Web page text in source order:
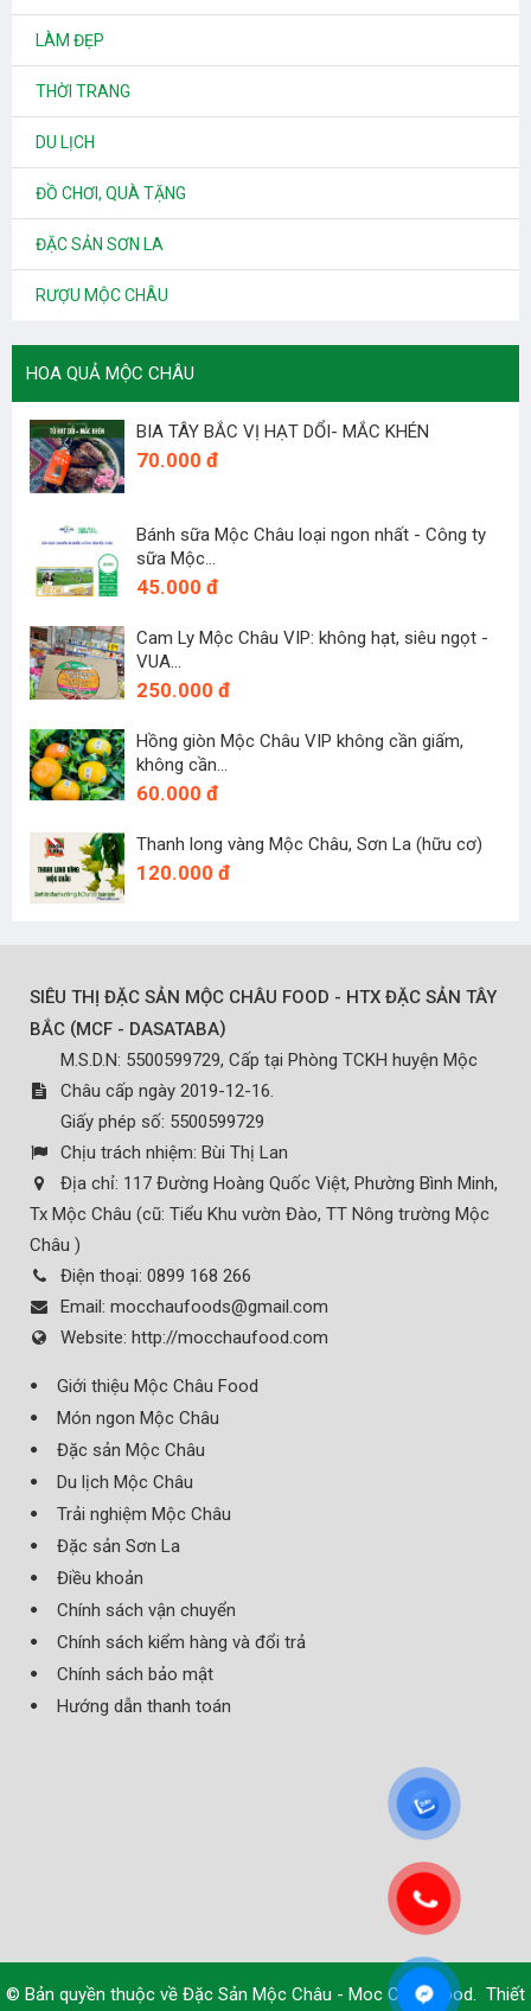
LÀM ĐẸP
THỜI TRANG
DU LỊCH
ĐỒ CHƠI, QUÀ TẶNG
ĐẶC SẢN SƠN LA
RƯỢU MỘC CHÂU
HOA QUẢ MỘC CHÂU
BIA TÂY BẮC VỊ HẠT DỔI- MẮC KHÉN
70.000 đ
Bánh sữa Mộc Châu loại ngon nhất - Công ty
sữa Mộc...
45.000 đ
Cam Ly Mộc Châu VIP: không hạt, siêu ngọt -
VUA...
250.000 đ
Hồng giòn Mộc Châu VIP không cần giấm,
không cần...
60.000 đ
Thanh long vàng Mộc Châu, Sơn La (hữu cơ)
120.000 đ
SIÊU THỊ ĐẶC SẢN MỘC CHÂU FOOD - HTX ĐẶC SẢN TÂY
BẮC (MCF - DASATABA)
M.S.D.N: 5500599729, Cấp tại Phòng TCKH huyện Mộc
Châu cấp ngày 2019-12-16.
Giấy phép số: 5500599729
Chịu trách nhiệm: Bùi Thị Lan
Địa chỉ: 117 Đường Hoàng Quốc Việt, Phường Bình Minh,
Tx Mộc Châu (cũ: Tiểu Khu vườn Đào, TT Nông trường Mộc
Châu )
Điện thoại: 0899 168 266
Email: mocchaufoods@gmail.com
Website: http://mocchaufood.com
Giới thiệu Mộc Châu Food
Món ngon Mộc Châu
Đặc sản Mộc Châu
Du lịch Mộc Châu
Trải nghiệm Mộc Châu
Đặc sản Sơn La
Điều khoản
Chính sách vận chuyển
Chính sách kiểm hàng và đổi trả
Chính sách bảo mật
Hướng dẫn thanh toán
© Bản quyền thuộc về Đặc Sản Mộc Châu - Moc Chau Food. Thiết